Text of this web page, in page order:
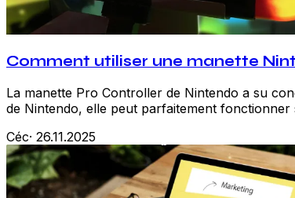
Comment utiliser une manette
La manette Pro Controller de Nintendo a su
de Nintendo, elle peut parfaitement
Céc· 26.11.2025